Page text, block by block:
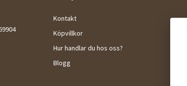
Kontakt
Köpvillkor
Hur handlar du hos oss?
Blogg